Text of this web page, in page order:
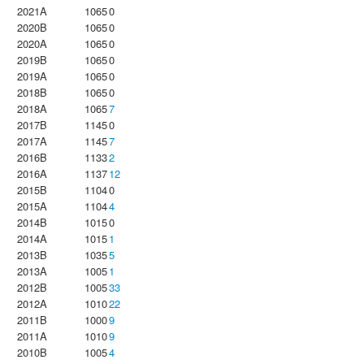
2021A
10650
2020B
10650
2020A
10650
2019B
10650
2019A
10650
2018B
10650
2018A
10657
2017B
11450
2017A
11457
2016B
11332
2016A
113712
2015B
11040
2015A
11044
2014B
10150
2014A
10151
2013B
10355
2013A
10051
2012B
100533
2012A
101022
2011B
10009
2011A
10109
2010B
10054